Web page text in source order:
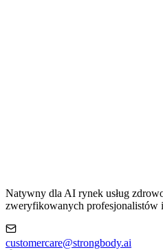
Natywny dla AI rynek usług
zweryfikowanych profesjonalistów
customercare@strongbody.ai